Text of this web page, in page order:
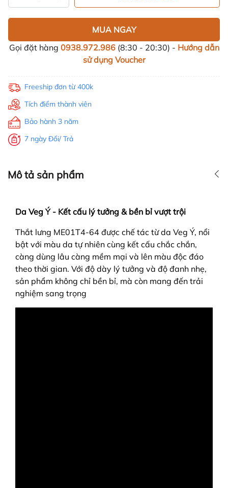
MUA NGAY
Gọi đặt hàng 0938.972.986(8:30 - 20:30) - Hướng dẫn
sử dụng Voucher
Freeship đơn từ 400k
Tích điểm thành viên
Bảo hành 3 năm
7 ngày Đổi/ Trả
Mô tả sản phẩm
Da Veg Ý - Kết cấu lý tưởng & bền bỉ vượt trội
Thắt lưng ME01T4-64 được chế tác từ da Veg Ý, nổi
bật với màu da tự nhiên cùng kết cấu chắc chắn,
càng dùng lâu càng mềm mại và lên màu độc đáo
theo thời gian. Với độ dày lý tưởng và độ đanh nhẹ,
sản phẩm không chỉ bền bỉ, mà còn mang đến trải
nghiệm sang trọng